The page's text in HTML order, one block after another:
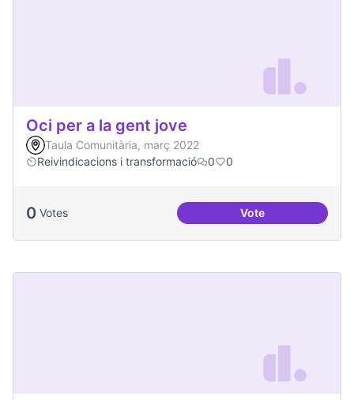
Oci per a la gent jove
Taula Comunitària, març 2022
Reivindicacions i transformació
0 0
0 Votes VoteOci per a la gent